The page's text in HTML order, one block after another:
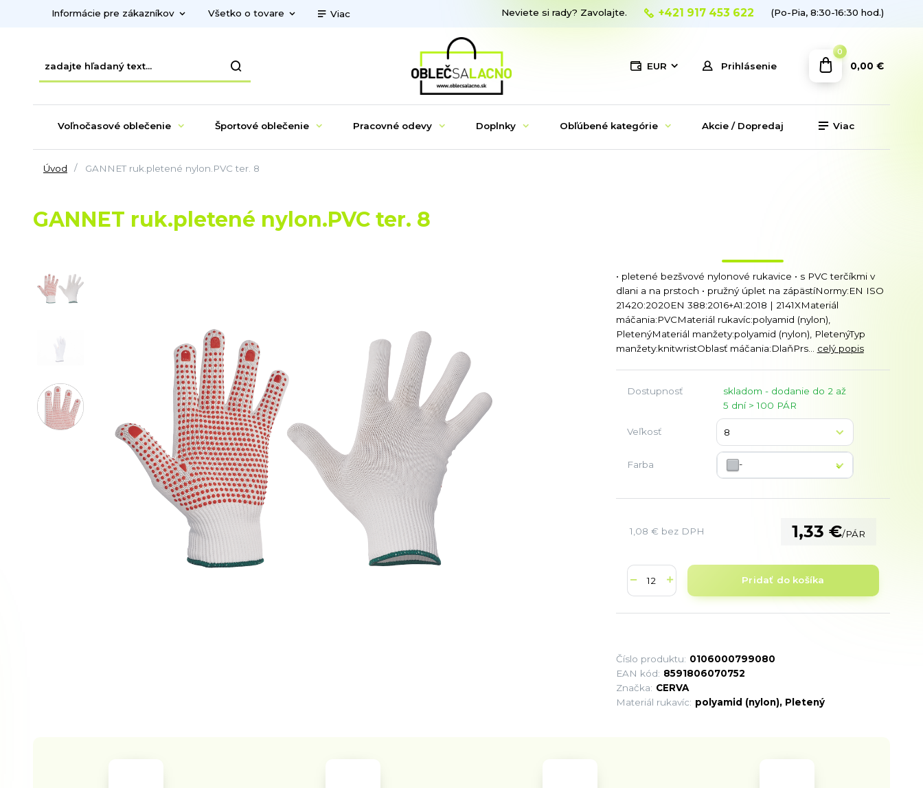
Informácie pre zákazníkov Všetko o tovare Viac
EUR Prihlásenie
Neviete si rady? Zavolajte. +421 917 453 622 (Po-Pia, 8:30-16:30 hod.)
0
0,00 €
Voľnočasové oblečenie Športové oblečenie Pracovné odevy Doplnky Obľúbené kategórie Akcie / Dopredaj Viac
Úvod GANNET ruk.pletené nylon.PVC ter. 8
GANNET ruk.pletené nylon.PVC ter. 8
• pletené bezšvové nylonové rukavice • s PVC terčíkmi v
dlani a na prstoch • pružný úplet na zápästíNormy:EN ISO
21420:2020EN 388:2016+A1:2018 | 2141XMateriál
máčania:PVCMateriál rukavíc:polyamid (nylon),
PletenýMateriál manžety:polyamid (nylon), PletenýTyp
manžety:knitwristOblasť máčania:DlaňPrs... celý popis
Dostupnosť
skladom - dodanie do 2 až
5 dní > 100 PÁR
Veľkosť
Farba -
1,33 €/PÁR
1,08 € bez DPH
Pridať do košíka
Číslo produktu: 0106000799080
EAN kód: 8591806070752
Značka: CERVA
Materiál rukavíc: polyamid (nylon), Pletený